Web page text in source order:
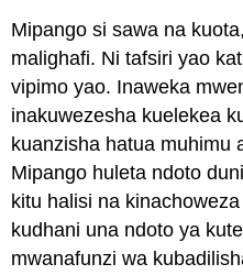
Mipango si sawa na
malighafi. Ni tafsiri yao
vipimo yao. Inaweka
inakuwezesha kuelekea
kuanzisha hatua muhimu
Mipango huleta ndoto
kitu halisi na
kudhani una ndoto ya
mwanafunzi wa